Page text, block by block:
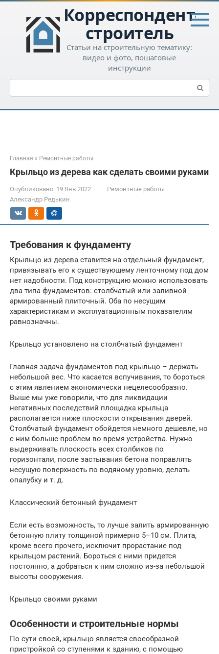
Перейти
контенту
Корреспондент-
строитель
Статьи на строительную тематику:
видео и фото, пошаговые
инструкции
Поиск:
Главная » Ремонтные работы
Крыльцо из дерева как сделать своими руками
Опубликовано: 19 Янв 2022
Ремонтные работы
Александр Редькин
Требования к фундаменту
Крыльцо из дерева ставится на отдельный фундамент,
привязывать его к существующему ленточному под дом
нет надобности. Под конструкцию можно использовать
два типа фундаментов: столбчатый или заливной
армированный плиточный. Оба по несущим
характеристикам и эксплуатационным показателям
равнозначны.
Крыльцо установлено на столбчатый фундамент
Главная задача фундаментов под крыльцо – держать
небольшой вес. Что касается вспучивания, то бороться
с этим явлением экономически нецелесообразно.
Выше мы уже говорили, что для ликвидации
негативных последствий площадка крыльца
располагается ниже плоскости открывания дверей.
Столбчатый фундамент обойдется немного дешевле, но
с ним больше проблем во время устройства. Нужно
выдерживать плоскость всех столбиков по
горизонтали, после застывания бетона поправлять
несущую поверхность по водяному уровню, делать
опалубку и т. д.
Классический бетонный фундамент
Если есть возможность, то лучше залить армированную
бетонную плиту толщиной примерно 5–10 см. Плита,
кроме всего прочего, исключит прорастание под
крыльцом растений. Бороться с ними придется
постоянно, а добраться к ним сложно из-за небольшой
высоты сооружения.
Крыльцо своими руками
Особенности и строительные нормы
По сути своей, крыльцо является своеобразной
пристройкой со ступенями к зданию, с помощью